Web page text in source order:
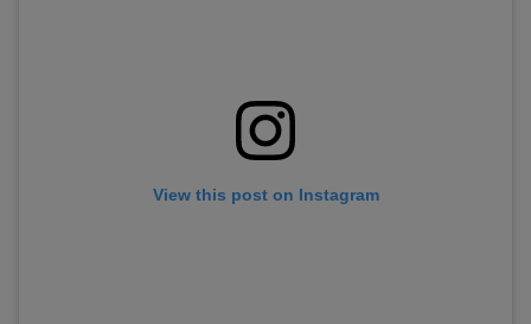
View this post on Instagram